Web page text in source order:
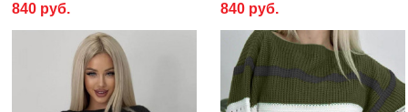
840 руб.
840 руб.